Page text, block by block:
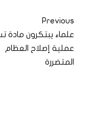
Previous
علماء يبتكرون مادة
عملية إصلاح العظام
المتضررة